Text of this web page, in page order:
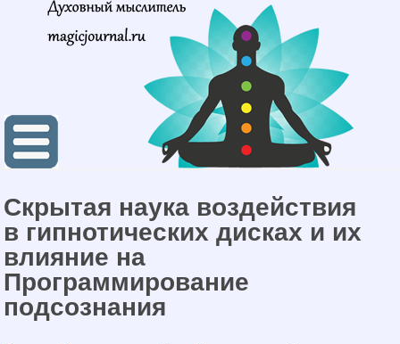
Скрытая наука воздействия
в гипнотических дисках и их
влияние на
Программирование
подсознания